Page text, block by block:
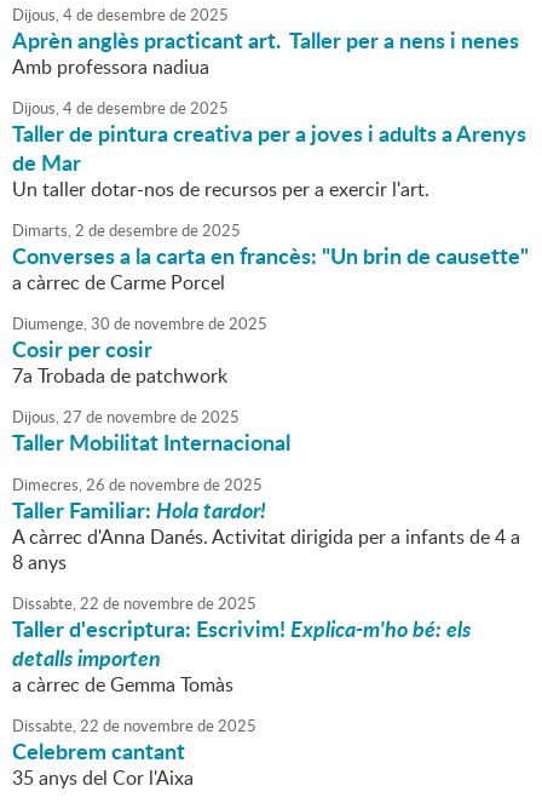
Dijous,4dedesembrede2025
Aprèn anglès practicant art. Taller per a nens i nenes
Amb professora nadiua
Dijous,4dedesembrede2025
Taller de pintura creativa per a joves i adults a Arenys
de Mar
Un taller dotar-nos de recursos per a exercir l'art.
Dimarts,2 dedesembrede2025
Converses a la carta en francès: "Un brin de causette"
a càrrec de Carme Porcel
Diumenge,30 de novembrede2025
Cosir per cosir
7a Trobada de patchwork
Dijous,27 de novembrede2025
Taller Mobilitat Internacional
Dimecres,26 de novembrede2025
Taller Familiar:Hola tardor!
A càrrec d'Anna Danés. Activitat dirigida per a infants de 4 a
8 anys
Dissabte,22 de novembrede2025
Taller d'escriptura: Escrivim!Explica-m'ho bé: els
detalls importen
a càrrec de Gemma Tomàs
Dissabte,22 de novembrede2025
Celebrem cantant
35 anys del Cor l'Aixa